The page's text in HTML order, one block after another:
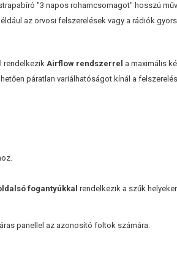
"3 napos rohamcsomagot" hosszú
az orvosi felszerelések vagy a rádiók
rendelkezikAirflow rendszerrel a maximális
páratlan variálhatóságot kínál a
fogantyúkkal rendelkezik a szűk
panellel az azonosító foltok számára.